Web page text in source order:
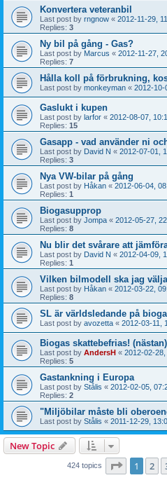
Konvertera veteranbil
Last post by rngnow « 2012-11-29,
Replies: 3
Ny bil på gång - Gas?
Last post by Marcus « 2012-11-27,
Replies: 7
Hålla koll på förbrukning,
Last post by monkeyman « 2012-10-
Gaslukt i kupen
Last post by larfor « 2012-08-07,
Replies: 15
Gasapp - vad använder ni
Last post by David N « 2012-07-01,
Replies: 3
Nya VW-bilar på gång
Last post by Håkan « 2012-06-04,
Replies: 1
Biogasupprop
Last post by Jompa « 2012-05-27,
Replies: 8
Nu blir det svårare att
Last post by David N « 2012-04-09,
Replies: 1
Vilken bilmodell ska jag
Last post by Håkan « 2012-03-22,
Replies: 8
SL är världsledande på
Last post by avozetta « 2012-03-11,
Biogas skattebefrias! (nästan)
Last post by AndersH « 2012-02-28,
Replies: 5
Gastankning i Europa
Last post by Stålis « 2012-02-05,
Replies: 2
"Miljöbilar måste bli
Last post by Stålis « 2011-12-29,
New Topic
424 topics Page 1of
1 2